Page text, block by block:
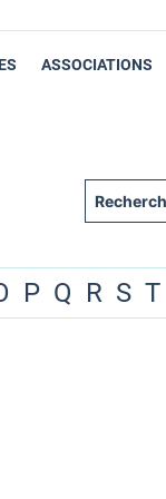
ASSOCIATIONS
P Q R S T